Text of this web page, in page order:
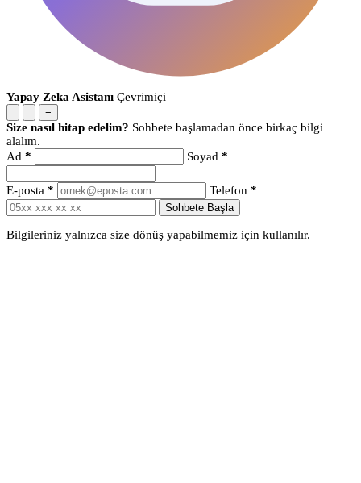
Yapay Zeka Asistanı Çevrimiçi
−
Size nasıl hitap edelim? Sohbete başlamadan önce birkaç bilgi
alalım.
Ad * Soyad *
E-posta * Telefon *
Sohbete Başla
Bilgileriniz yalnızca size dönüş yapabilmemiz için kullanılır.